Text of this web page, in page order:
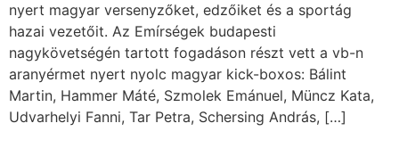
nyert magyar versenyzőket, edzőiket és a sportág
hazai vezetőit. Az Emírségek budapesti
nagykövetségén tartott fogadáson részt vett a vb-n
aranyérmet nyert nyolc magyar kick-boxos: Bálint
Martin, Hammer Máté, Szmolek Emánuel, Müncz Kata,
Udvarhelyi Fanni, Tar Petra, Schersing András, […]